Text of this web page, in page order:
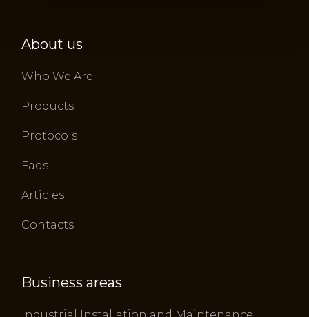
About us
Who We Are
Products
Protocols
Faqs
Articles
Contacts
Business areas